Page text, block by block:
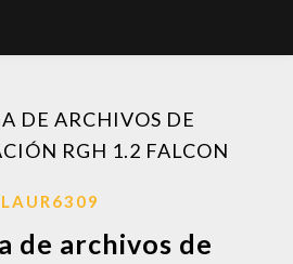
DE ARCHIVOS DE
RGH 1.2 FALCON
LAUR6309
de archivos de